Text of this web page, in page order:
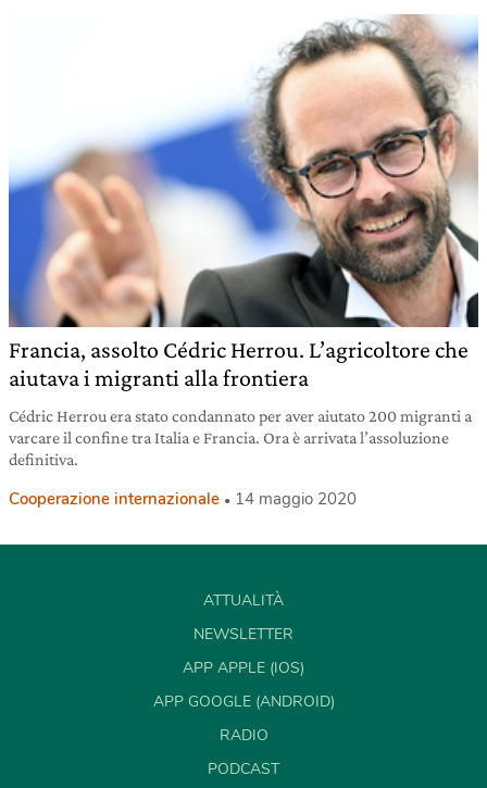
Francia, assolto Cédric Herrou. L’agricoltore che
aiutava i migranti alla frontiera
Cédric Herrou era stato condannato per aver aiutato 200 migranti a
varcare il confine tra Italia e Francia. Ora è arrivata l’assoluzione
definitiva.
Cooperazione internazionale 14 maggio 2020
ATTUALITÀ
NEWSLETTER
APP APPLE (IOS)
APP GOOGLE (ANDROID)
RADIO
PODCAST